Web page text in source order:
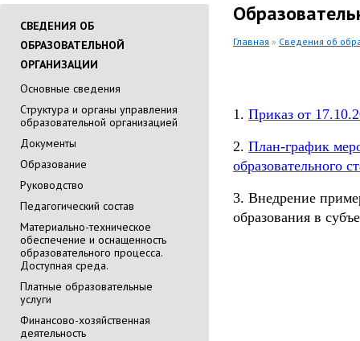
СВЕДЕНИЯ ОБ
ОБРАЗОВАТЕЛЬНОЙ
ОРГАНИЗАЦИИ
Основные сведения
Cтруктура и органы управления
образовательной организацией
Документы
Образование
Руководство
Педагогический состав
Материально-техническое
обеспечение и оснащенность
образовательного процесса.
Доступная среда.
Платные образовательные
услуги
Финансово-хозяйственная
деятельность
Главная » Сведения об
1. Приказ от
2. План-график
образовательного
3. Внедрение
образования в